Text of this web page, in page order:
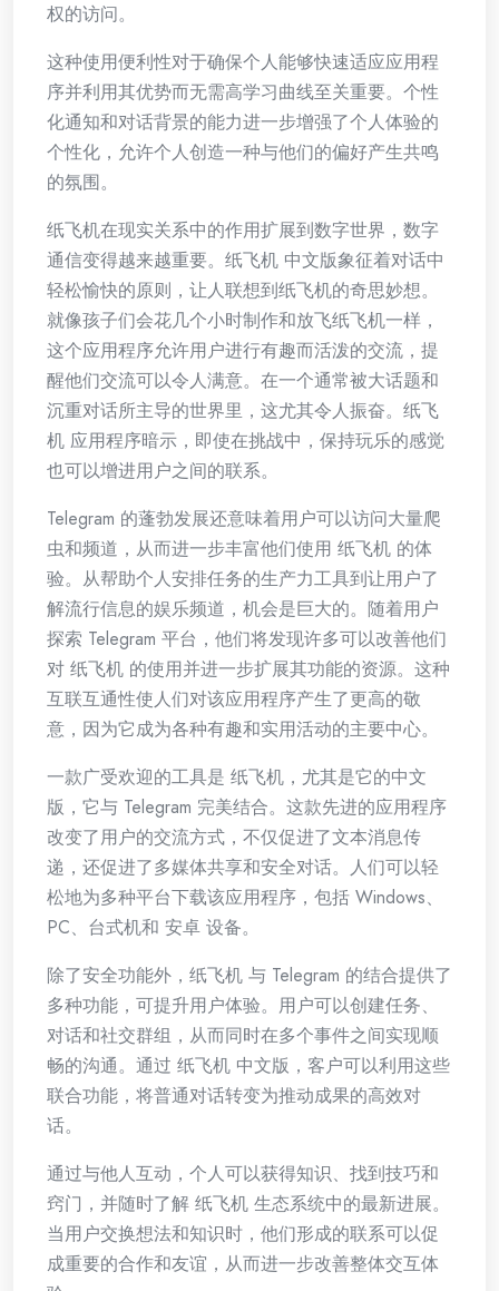
权的访问。
这种使用便利性对于确保个人能够快速适应应用程
序并利用其优势而无需高学习曲线至关重要。个性
化通知和对话背景的能力进一步增强了个人体验的
个性化，允许个人创造一种与他们的偏好产生共鸣
的氛围。
纸飞机在现实关系中的作用扩展到数字世界，数字
通信变得越来越重要。纸飞机 中文版象征着对话中
轻松愉快的原则，让人联想到纸飞机的奇思妙想。
就像孩子们会花几个小时制作和放飞纸飞机一样，
这个应用程序允许用户进行有趣而活泼的交流，提
醒他们交流可以令人满意。在一个通常被大话题和
沉重对话所主导的世界里，这尤其令人振奋。纸飞
机 应用程序暗示，即使在挑战中，保持玩乐的感觉
也可以增进用户之间的联系。
Telegram 的蓬勃发展还意味着用户可以访问大量爬
虫和频道，从而进一步丰富他们使用 纸飞机 的体
验。从帮助个人安排任务的生产力工具到让用户了
解流行信息的娱乐频道，机会是巨大的。随着用户
探索 Telegram 平台，他们将发现许多可以改善他们
对 纸飞机 的使用并进一步扩展其功能的资源。这种
互联互通性使人们对该应用程序产生了更高的敬
意，因为它成为各种有趣和实用活动的主要中心。
一款广受欢迎的工具是 纸飞机，尤其是它的中文
版，它与 Telegram 完美结合。这款先进的应用程序
改变了用户的交流方式，不仅促进了文本消息传
递，还促进了多媒体共享和安全对话。人们可以轻
松地为多种平台下载该应用程序，包括 Windows、
PC、台式机和 安卓 设备。
除了安全功能外，纸飞机 与 Telegram 的结合提供了
多种功能，可提升用户体验。用户可以创建任务、
对话和社交群组，从而同时在多个事件之间实现顺
畅的沟通。通过 纸飞机 中文版，客户可以利用这些
联合功能，将普通对话转变为推动成果的高效对
话。
通过与他人互动，个人可以获得知识、找到技巧和
窍门，并随时了解 纸飞机 生态系统中的最新进展。
当用户交换想法和知识时，他们形成的联系可以促
成重要的合作和友谊，从而进一步改善整体交互体